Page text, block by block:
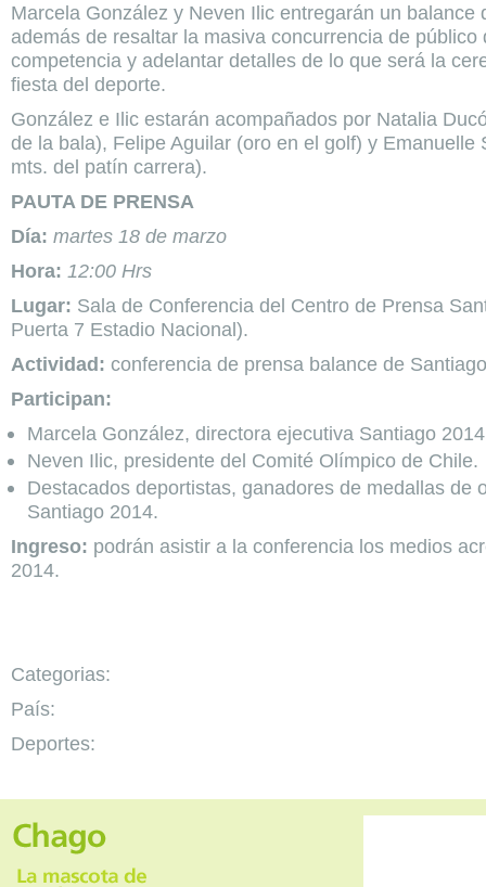
Marcela González y Neven Ilic entregarán un balance
además de resaltar la masiva concurrencia de
competencia y adelantar detalles de lo que será la
fiesta del deporte.
González e Ilic estarán acompañados por Natalia
de la bala), Felipe Aguilar (oro en el golf) y Emanuelle
mts. del patín carrera).
PAUTA DE PRENSA
Día: martes 18 de marzo
Hora: 12:00 Hrs
Lugar: Sala de Conferencia del Centro de Prensa
Puerta 7 Estadio Nacional).
Actividad: conferencia de prensa balance de
Participan:
Marcela González, directora ejecutiva Santiago
Neven Ilic, presidente del Comité Olímpico de Chile.
Destacados deportistas, ganadores de medallas de
Santiago 2014.
Ingreso: podrán asistir a la conferencia los medios
2014.
Categorias:
País:
Deportes: